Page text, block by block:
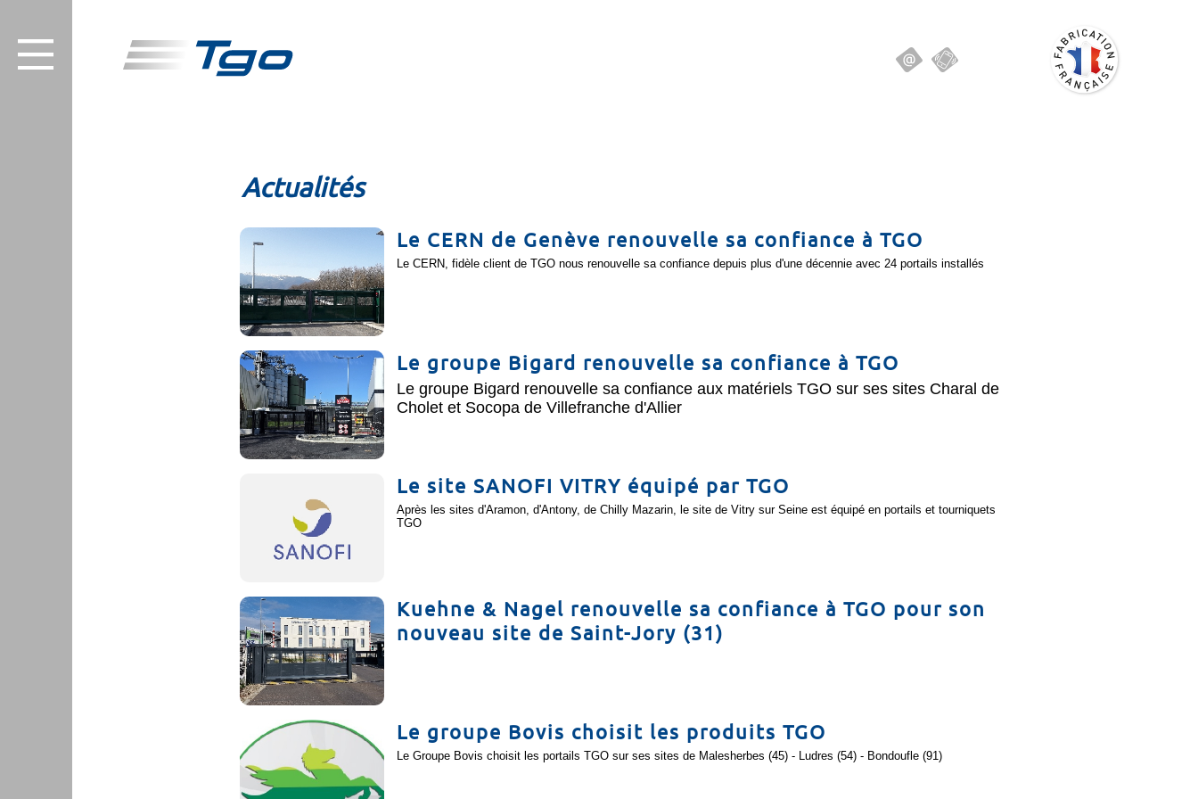
Actualités
Le CERN de Genève renouvelle sa confiance à TGO
Le CERN, fidèle client de TGO nous renouvelle sa confiance depuis plus d'une décennie avec 24 portails installés
Le groupe Bigard renouvelle sa confiance à TGO
Le groupe Bigard renouvelle sa confiance aux matériels TGO sur ses sites Charal de
Cholet et Socopa de Villefranche d'Allier
Le site SANOFI VITRY équipé par TGO
Après les sites d'Aramon, d'Antony, de Chilly Mazarin, le site de Vitry sur Seine est équipé en portails et tourniquets
TGO
Kuehne & Nagel renouvelle sa confiance à TGO pour son
nouveau site de Saint-Jory (31)
Le groupe Bovis choisit les produits TGO
Le Groupe Bovis choisit les portails TGO sur ses sites de Malesherbes (45) - Ludres (54) - Bondoufle (91)